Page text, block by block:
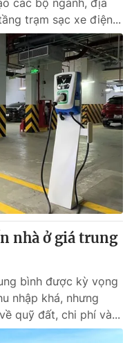
các bộ ngành, địa
trạm sạc xe điện...
nhà ở giá trung
bình được kỳ vọng
nhập khá, nhưng
quỹ đất, chi phí và...